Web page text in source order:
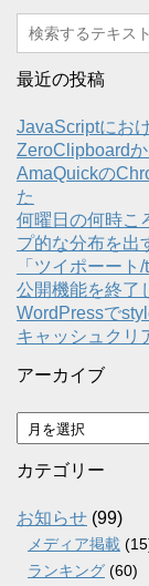
最近の投稿
JavaScriptにお
ZeroClipboard
AmaQuickの
た
何曜日の何時こ
プ的な分布を出
「ツイポーー
公開機能を終了
WordPressで
キャッシュクリ
アーカイブ
ア
ー
カ
ブ
カテゴリー
お知らせ (99)
メディア掲載
ランキング (60)